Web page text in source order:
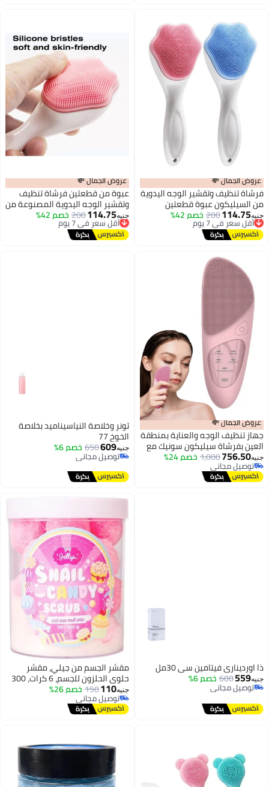
عروض الجمال 💸
فرشاة تنظيف وتقشير الوجه اليدوية
من السيليكون عبوة قطعتين
بشعيرات سيليكون ناعمة لتنظيف
المسام وإزالة المكياج
جنيه114.75
200 خصم 42% أقل سعر في 7 يوم
توصيل مجاني
أقل سعر في 7 يوم
عروض الجمال 💸
عبوة من قطعتين فرشاة تنظيف
وتقشير الوجه اليدوية المصنوعة من
السيليكون بشعيرات ناعمة لتنظيف
المسام وإزالة بقايا المكياج
جنيه114.75
200 خصم 42% أقل سعر في 7 يوم
توصيل مجاني
أقل سعر في 7 يوم
عروض الجمال 💸
جهاز تنظيف الوجه والعناية بمنطقة
العين بفرشاة سيليكون سونيك مع
تدليك حراري 48 درجة مئوية، 5
IPX7، قابل لإعادة الشحن، وردي
جنيه756.50
1,000خصم 24%
توصيل مجاني
توصيل مجاني
تونر وخلاصة النياسيناميد بخلاصة
الخوخ 77
جنيه609
650 خصم 6%
توصيل مجاني
توصيل مجاني
ذا اورديناري فيتامين سي 30مل
جنيه559
600 خصم 6%
توصيل مجاني
توصيل مجاني
مقشر الجسم من جيلي، مقشر
حلوى الحلزون للجسم، 6 كرات، 300
جرام
جنيه110
150 خصم 26%
توصيل مجاني
توصيل مجاني